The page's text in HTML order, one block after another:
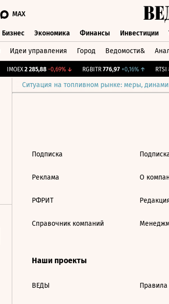
MAX
Бизнес Экономика Финансы Инвестиции
Идеи управления Город Ведомости&
IMOEX 2 285,88 -0,69%↓ RGBITR 776,97 +0,16%↑ RTSI
Ситуация на топливном рынке: меры,
Подписка
Реклама
РФРИТ
Справочник компаний
О
Наши проекты
ВЕДЫ Правила